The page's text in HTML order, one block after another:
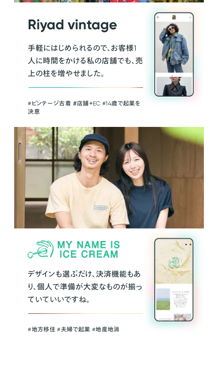
Riyad vintage
手軽にはじめられるので、お客様1
人に時間をかける私の店舗でも、売
上の柱を増やせました。
#ビンテージ古着 ＃店舗＋EC #14歳で起業を
決意
デザインも選ぶだけ、決済機能もあ
り、個人で準備が大変なものが揃っ
ていていいですね。
#地方移住 #夫婦で起業 #地産地消